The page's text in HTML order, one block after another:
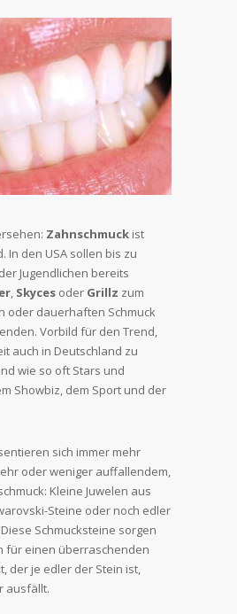
Zahnschmuck ist
In den USA sollen bis zu
Jugendlichen bereits
, Skyces oder Grillz zum
oder dauerhaften Schmuck
Vorbild für den Trend,
auch in Deutschland zu
wie so oft Stars und
Showbiz, dem Sport und der
sich immer mehr
oder weniger auffallendem,
Kleine Juwelen aus
Steine oder noch edler
Diese Schmucksteine sorgen
für einen überraschenden
der je edler der Stein ist,
ausfällt.